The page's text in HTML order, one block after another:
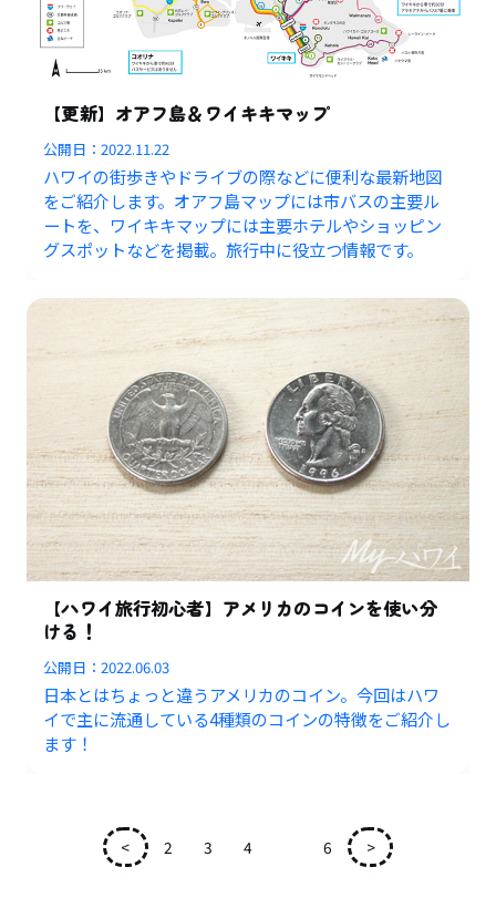
【更新】オアフ島＆ワイキキマップ
公開日：2022.11.22
ハワイの街歩きやドライブの際などに便利な最新地図
をご紹介します。オアフ島マップには市バスの主要ル
ートを、ワイキキマップには主要ホテルやショッピン
グスポットなどを掲載。旅行中に役立つ情報です。
【ハワイ旅行初心者】アメリカのコインを使い分
ける！
公開日：2022.06.03
日本とはちょっと違うアメリカのコイン。今回はハワ
イで主に流通している4種類のコインの特徴をご紹介し
ます！
< 2 3 4 6 >